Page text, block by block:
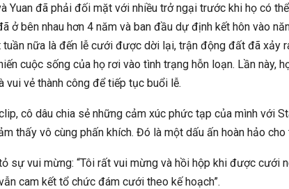
Yuan đã phải đối mặt với nhiều trở ngại trước khi họ có
ở bên nhau hơn 4 năm và ban đầu dự định kết hôn vào
tuần nữa là đến lễ cưới được dời lại, trận động đất đã xảy
cuộc sống của họ rơi vào tình trạng hỗn loạn. Lần này,
vui vẻ thành công để tiếp tục buổi lễ.
cô dâu chia sẻ những cảm xúc phức tạp của mình với
thấy vô cùng phấn khích. Đó là một dấu ấn hoàn hảo cho
sự vui mừng: “Tôi rất vui mừng và hồi hộp khi được cưới
cam kết tổ chức đám cưới theo kế hoạch”.